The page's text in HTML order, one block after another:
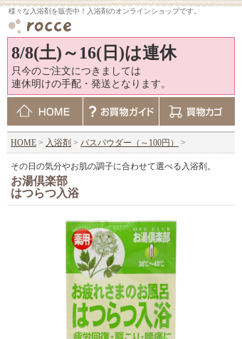
様々な入浴剤を販売中！入浴剤のオンラインショップです。
8/8(土)～16(日)は連休
只今のご注文につきましては
連休明けの手配・発送となります。
HOME > 入浴剤 > バスパウダー（～100円） >
その日の気分やお肌の調子に合わせて選べる入浴剤。
お湯倶楽部
はつらつ入浴